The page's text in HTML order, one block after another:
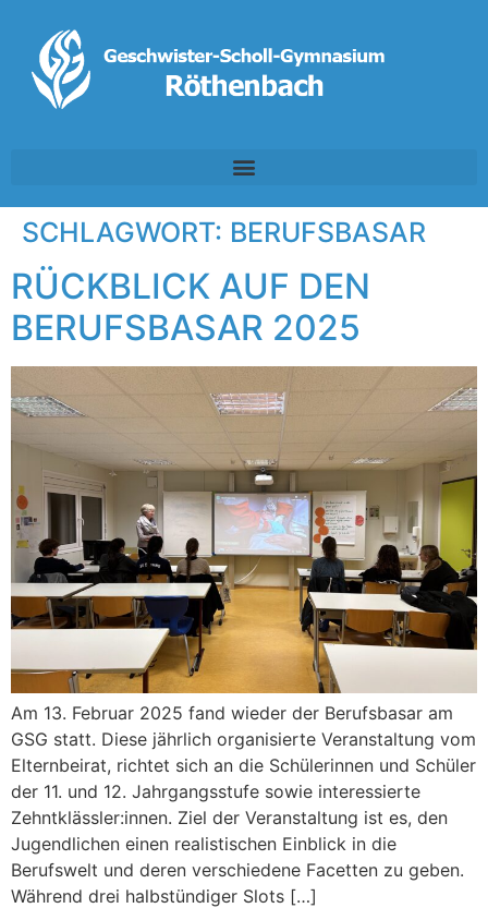
SCHLAGWORT: BERUFSBASAR
RÜCKBLICK AUF DEN
BERUFSBASAR 2025
Am 13. Februar 2025 fand wieder der Berufsbasar am
GSG statt. Diese jährlich organisierte Veranstaltung vom
Elternbeirat, richtet sich an die Schülerinnen und Schüler
der 11. und 12. Jahrgangsstufe sowie interessierte
Zehntklässler:innen. Ziel der Veranstaltung ist es, den
Jugendlichen einen realistischen Einblick in die
Berufswelt und deren verschiedene Facetten zu geben.
Während drei halbstündiger Slots […]